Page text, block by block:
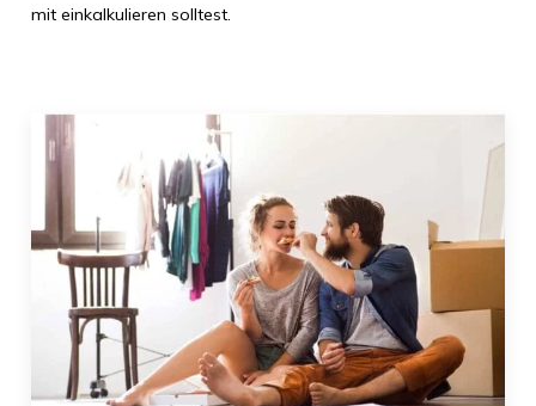
mit einkalkulieren solltest.